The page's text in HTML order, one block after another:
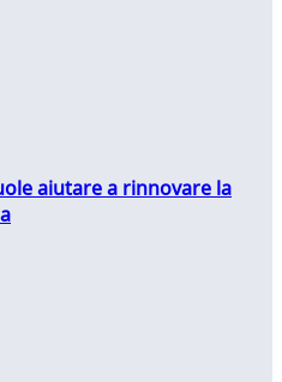
aiutare a rinnovare la